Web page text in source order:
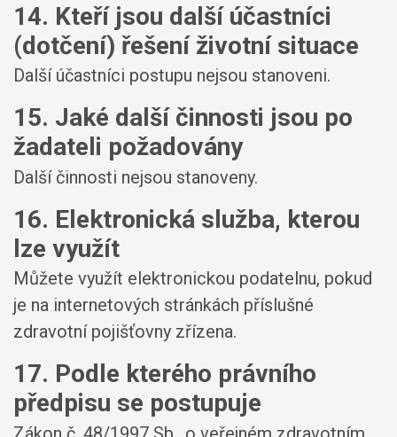
14. Kteří jsou další účastníci
(dotčení) řešení životní situace
Další účastníci postupu nejsou stanoveni.
15. Jaké další činnosti jsou po
žadateli požadovány
Další činnosti nejsou stanoveny.
16. Elektronická služba, kterou
lze využít
Můžete využít elektronickou podatelnu, pokud
je na internetových stránkách příslušné
zdravotní pojišťovny zřízena.
17. Podle kterého právního
předpisu se postupuje